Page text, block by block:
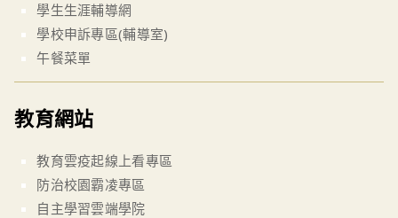
學生生涯輔導網
學校申訴專區(輔導室)
午餐菜單
教育網站
教育雲疫起線上看專區
防治校園霸凌專區
自主學習雲端學院